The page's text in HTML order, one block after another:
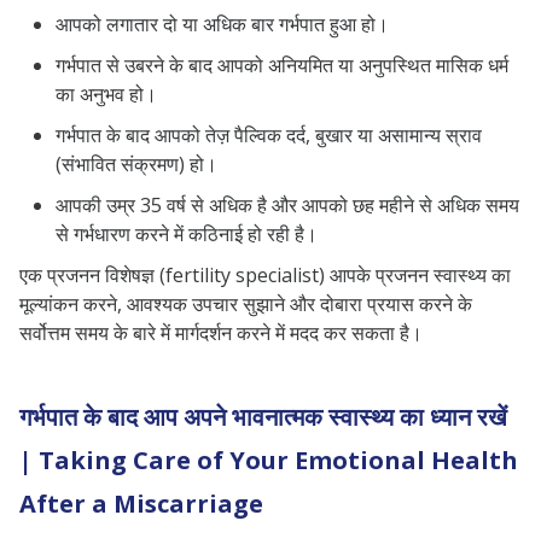
आपको लगातार दो या अधिक बार गर्भपात हुआ हो।
गर्भपात से उबरने के बाद आपको अनियमित या अनुपस्थित मासिक धर्म
का अनुभव हो।
गर्भपात के बाद आपको तेज़ पैल्विक दर्द, बुखार या असामान्य स्राव
(संभावित संक्रमण) हो।
आपकी उम्र 35 वर्ष से अधिक है और आपको छह महीने से अधिक समय
से गर्भधारण करने में कठिनाई हो रही है।
एक प्रजनन विशेषज्ञ (fertility specialist) आपके प्रजनन स्वास्थ्य का
मूल्यांकन करने, आवश्यक उपचार सुझाने और दोबारा प्रयास करने के
सर्वोत्तम समय के बारे में मार्गदर्शन करने में मदद कर सकता है।
गर्भपात के बाद आप अपने भावनात्मक स्वास्थ्य का ध्यान रखें
| Taking Care of Your Emotional Health
After a Miscarriage